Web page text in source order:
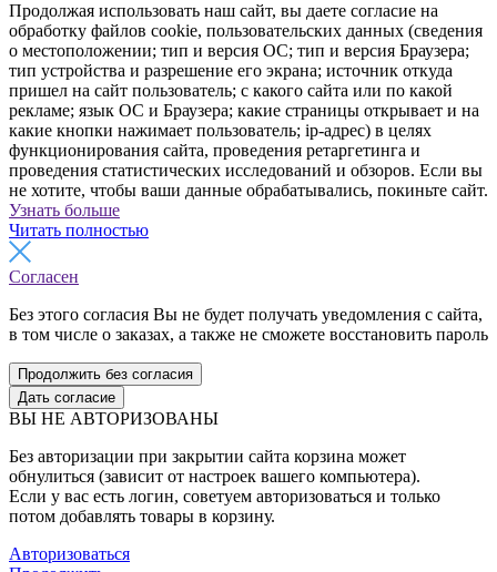
Продолжая использовать наш сайт, вы даете согласие на
обработку файлов cookie, пользовательских данных (сведения
о местоположении; тип и версия ОС; тип и версия Браузера;
тип устройства и разрешение его экрана; источник откуда
пришел на сайт пользователь; с какого сайта или по какой
рекламе; язык ОС и Браузера; какие страницы открывает и на
какие кнопки нажимает пользователь; ip-адрес) в целях
функционирования сайта, проведения ретаргетинга и
проведения статистических исследований и обзоров. Если вы
не хотите, чтобы ваши данные обрабатывались, покиньте сайт.
Узнать больше
Читать полностью
Согласен
Без этого согласия Вы не будет получать уведомления с сайта,
в том числе о заказах, а также не сможете восстановить пароль
Продолжить без согласия
Дать согласие
ВЫ НЕ АВТОРИЗОВАНЫ
Без авторизации при закрытии сайта корзина может
обнулиться (зависит от настроек вашего компьютера).
Если у вас есть логин, советуем авторизоваться и только
потом добавлять товары в корзину.
Авторизоваться